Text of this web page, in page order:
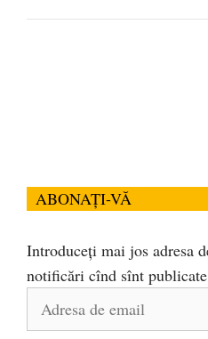
ABONAȚI-VĂ
Introduceți mai jos adresa
notificări cînd sînt
Adresa